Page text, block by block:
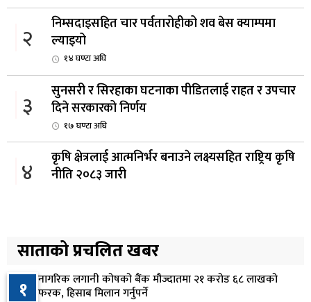
२
निम्सदाइसहित चार पर्वतारोहीको शव बेस क्याम्पमा
ल्याइयो
१४ घण्टा अघि
३
सुनसरी र सिरहाका घटनाका पीडितलाई राहत र उपचार
दिने सरकारको निर्णय
१७ घण्टा अघि
४
कृषि क्षेत्रलाई आत्मनिर्भर बनाउने लक्ष्यसहित राष्ट्रिय कृषि
नीति २०८३ जारी
५ १८ घण्टा अघि
नेपाल फार्मेसी परिषद्को अध्यक्षमा डा. कादिर आलम
साताको प्रचलित खबर
१ नागरिक लगानी कोषको बैंक मौज्दातमा २१ करोड ६८ लाखको
फरक, हिसाब मिलान गर्नुपर्ने